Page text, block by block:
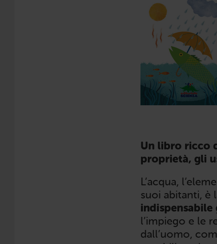
Un libro ricco
proprietà, gli
L’acqua,
suoi abitanti, è
indispensabile
l’impiego e le
dall’uomo,